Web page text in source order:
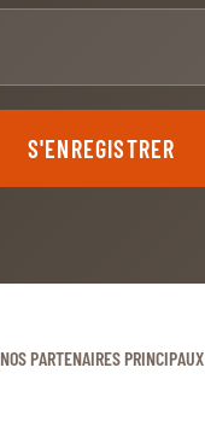
E-mail
S'ENREGISTRER
NOS PARTENAIRES PRINCIPAUX